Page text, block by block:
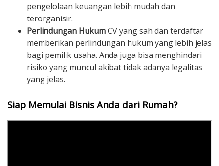
pengelolaan keuangan lebih mudah dan
terorganisir.
Perlindungan HukumCV yang sah dan terdaftar
memberikan perlindungan hukum yang lebih jelas
bagi pemilik usaha. Anda juga bisa menghindari
risiko yang muncul akibat tidak adanya legalitas
yang jelas.
Siap Memulai Bisnis Anda dari Rumah?